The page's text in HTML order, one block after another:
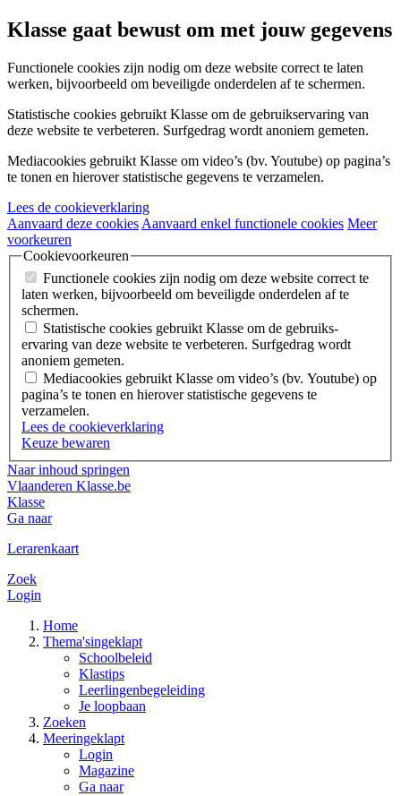
Klasse gaat bewust om met jouw gegevens
Functionele cookies zijn nodig om deze website correct te laten
werken, bijvoorbeeld om beveiligde onderdelen af te schermen.
Statistische cookies gebruikt Klasse om de gebruiks­ervaring van
deze website te verbeteren. Surfgedrag wordt anoniem gemeten.
Mediacookies gebruikt Klasse om video’s (bv. Youtube) op pagina’s
te tonen en hierover statistische gegevens te verzamelen.
Lees de cookieverklaring
Aanvaard deze cookies Aanvaard enkel functionele cookies Meer
voorkeuren
Cookievoorkeuren
Functionele cookies zijn nodig om deze website correct te
laten werken, bijvoorbeeld om beveiligde onderdelen af te
schermen.
Statistische cookies gebruikt Klasse om de gebruiks­
ervaring van deze website te verbeteren. Surfgedrag wordt
anoniem gemeten.
Mediacookies gebruikt Klasse om video’s (bv. Youtube) op
pagina’s te tonen en hierover statistische gegevens te
verzamelen.
Lees de cookieverklaring
Keuze bewaren
Naar inhoud springen
Vlaanderen Klasse.be
Klasse
Ga naar
Lerarenkaart
Zoek
Login
Home
Thema'singeklapt
Schoolbeleid
Klastips
Leerlingenbegeleiding
Je loopbaan
Zoeken
Meeringeklapt
Login
Magazine
Ga naar